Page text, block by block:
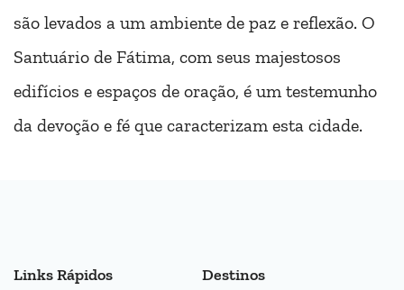
são levados a um ambiente de paz e reflexão. O
Santuário de Fátima, com seus majestosos
edifícios e espaços de oração, é um testemunho
da devoção e fé que caracterizam esta cidade.
Links Rápidos Destinos